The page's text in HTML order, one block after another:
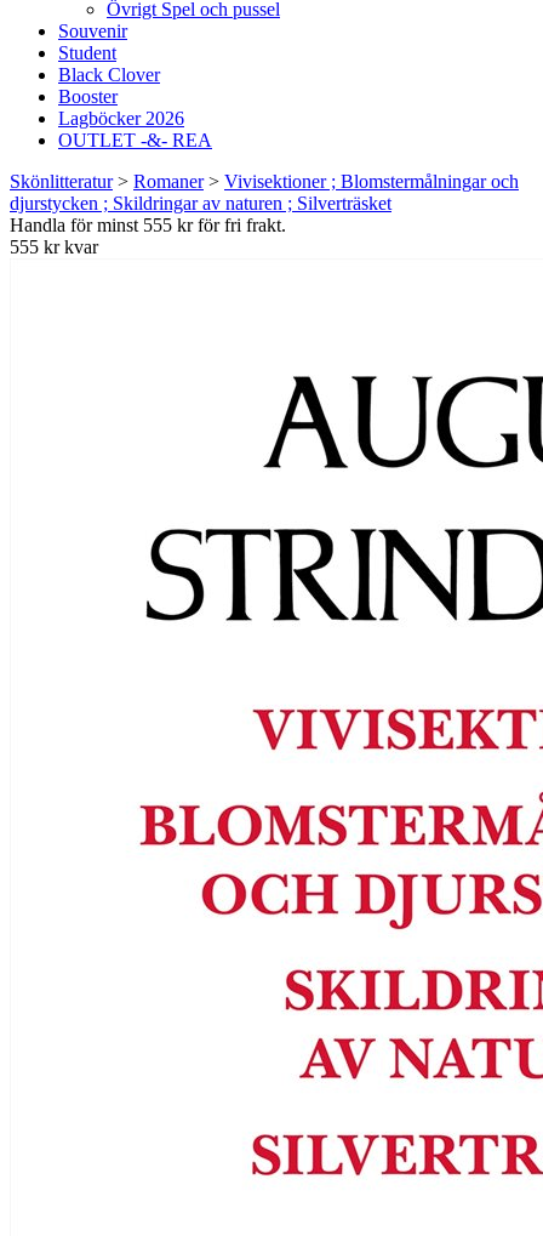
Övrigt Spel och pussel
Souvenir
Student
Black Clover
Booster
Lagböcker 2026
OUTLET -&- REA
Skönlitteratur> Romaner> Vivisektioner ; Blomstermålningar och
djurstycken ; Skildringar av naturen ; Silverträsket
Handla för minst 555 kr för fri frakt.
555 kr kvar